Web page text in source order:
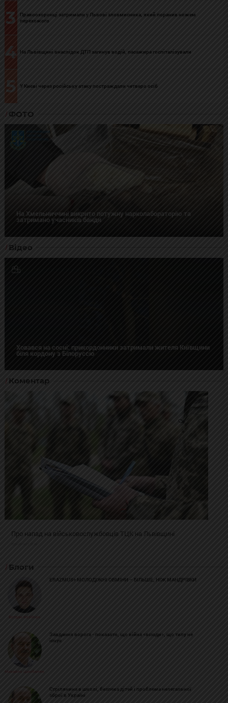
3
Правоохоронці затримали у Львові зловмисника, який поранив ножем
перехожого
4 На Львівщині внаслідок ДТП загинув водій, пасажира госпіталізували
5 У Києві через російську атаку постраждали четверо осіб
ФОТО
На Хмельниччині викрито потужну нарколабораторію та
затримано учасників банди
Відео
Ховався на сосні: прикордонники затримали жителя Київщини
біля кордону з Білоруссю
Коментар
Про напад на військовослужбовців ТЦК на Львівщині
Блоги
Богдан Козійчук
ERAZMUS+ МОЛОДІЖНІ ОБМІНИ – БІЛЬШЕ, НІЖ МАНДРІВКИ
Михайло Цимбалюк
Завдання ворога - показати, що війна «всюди», що тилу не
існує
Стрілянина в школі, безпека дітей і проблема нелегальної
зброї в Україні